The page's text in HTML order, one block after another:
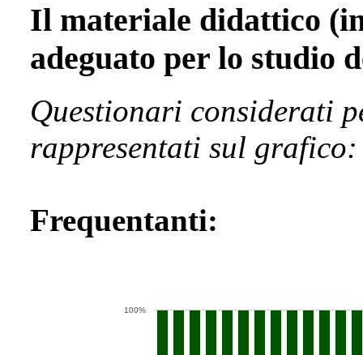
Il materiale didattico
adeguato per lo studio
Questionari considerati
rappresentati sul
Frequentanti:
100%